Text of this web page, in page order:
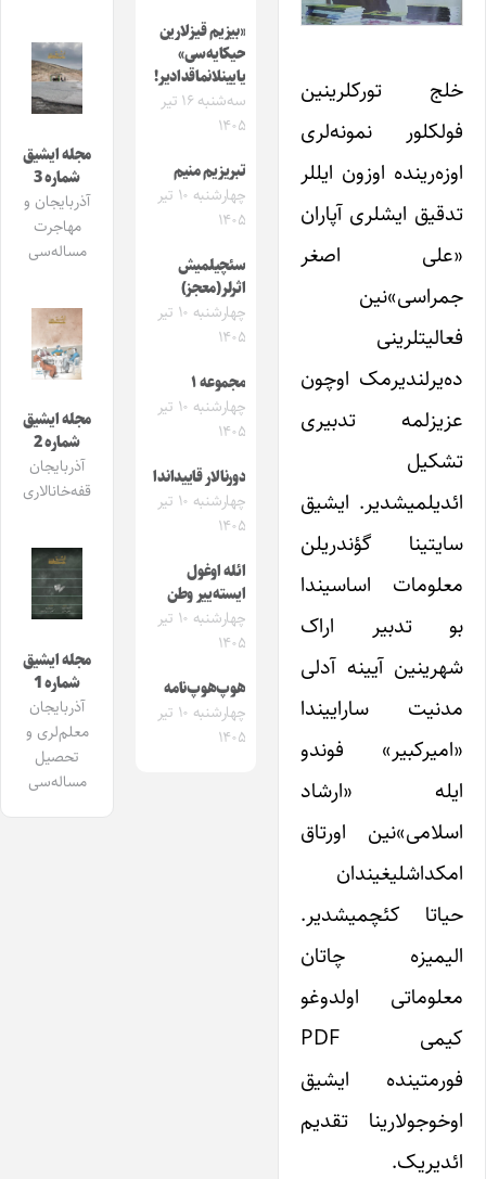
خلج تورکلرینین
فولکلور نمونه‌لری
اوزه‌رینده اوزون ایللر
تدقیق ایشلری آپاران
«علی اصغر
جمراسی»‌نین
فعالیتلرینی
ده‌یرلندیرمک اوچون
عزیزلمه تدبیری
تشکیل
ائدیلمیشدیر. ایشیق
سایتینا گؤندریلن
معلومات اساسیندا
بو تدبیر اراک
شهرینین آیینه آدلی
مدنیت ساراییندا
«امیرکبیر» فوندو
ایله «ارشاد
اسلامی»نین اورتاق
امکداشلیغیندان
حیاتا کئچمیشدیر.
الیمیزه چاتان
معلوماتی اولدوغو
کیمی PDF
فورمتینده ایشیق
اوخوجولارینا تقدیم
ائدیریک.
«بیزیم قیزلارین
حیکایه‌سی»
یایینلانماقدادیر!
سه‌شنبه ۱۶ تیر
۱۴۰۵
تبریزیم منیم
چهارشنبه ۱۰ تیر
۱۴۰۵
سئچیلمیش
اثرلر(معجز)
چهارشنبه ۱۰ تیر
۱۴۰۵
مجموعه ۱
چهارشنبه ۱۰ تیر
۱۴۰۵
دورنالار قاییداندا
چهارشنبه ۱۰ تیر
۱۴۰۵
ائله اوغول
ایسته‌ییر وطن
چهارشنبه ۱۰ تیر
۱۴۰۵
هوپ‌هوپ‌نامه
چهارشنبه ۱۰ تیر
۱۴۰۵
مجله ایشیق
شماره 3
آذربایجان و
مهاجرت
مساله‌سی
مجله ایشیق
شماره 2
آذربایجان
قفه‌خانالاری
مجله ایشیق
شماره 1
آذربایجان
معلم‌لری و
تحصیل
مساله‌سی